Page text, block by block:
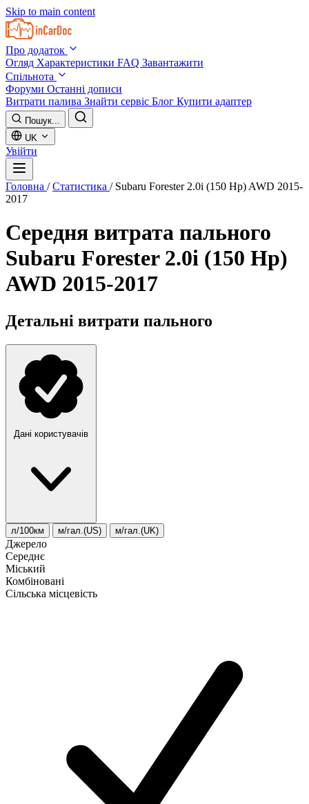
Skip to main content
Про додаток
Огляд Характеристики FAQ Завантажити
Спільнота
Форуми Останні дописи
Витрати палива Знайти сервіс Блог Купити адаптер
Пошук...
UK
Увійти
Головна / Статистика / Subaru Forester 2.0i (150 Hp) AWD 2015-
2017
Середня витрата пального
Subaru Forester 2.0i (150 Hp)
AWD 2015-2017
Детальні витрати пального
Дані користувачів
л/100км м/гал.(US) м/гал.(UK)
Джерело
Середнє
Міський
Комбіновані
Сільська місцевість